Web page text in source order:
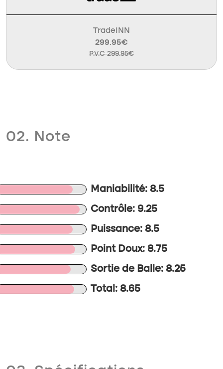
TradeINN
299.95€
P.V.C 299.95€
02. Note
Maniabilité: 8.5
Contrôle: 9.25
Puissance: 8.5
Point Doux: 8.75
Sortie de Balle: 8.25
Total: 8.65